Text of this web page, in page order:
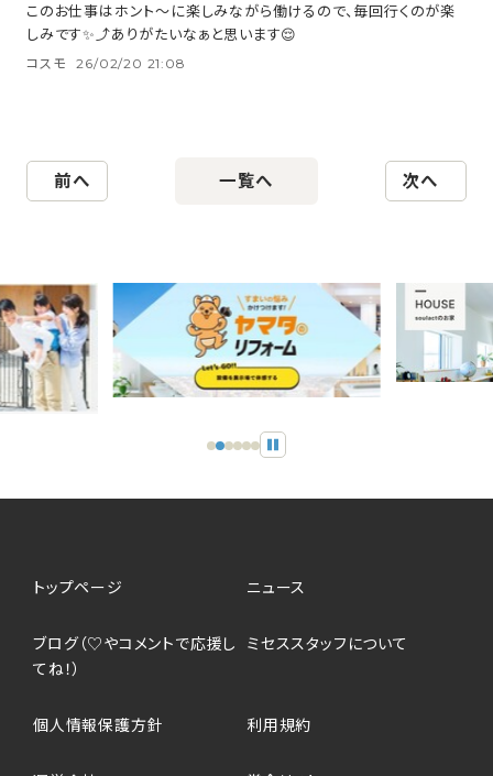
このお仕事はホント〜に楽しみながら働けるので、毎回行くのが楽
しみです✨⤴️ありがたいなぁと思います😌
コスモ 26/02/20 21:08
前へ 次へ
一覧へ
スライダーの自動再生を止め
トップページ ニュース
ブログ（♡やコメントで応援し
てね！）
ミセススタッフについて
個人情報保護方針 利用規約